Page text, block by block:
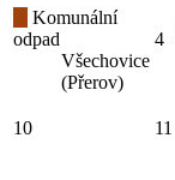
Komunální
odpad
Všechovice
(Přerov)
4
10 11